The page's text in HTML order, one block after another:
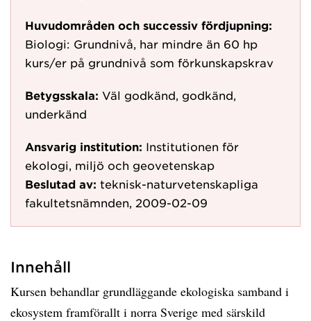
Huvudområden och successiv fördjupning:
Biologi: Grundnivå, har mindre än 60 hp
kurs/er på grundnivå som förkunskapskrav
Betygsskala: Väl godkänd, godkänd,
underkänd
Ansvarig institution: Institutionen för
ekologi, miljö och geovetenskap
Beslutad av: teknisk-naturvetenskapliga
fakultetsnämnden, 2009-02-09
Innehåll
Kursen behandlar grundläggande ekologiska samband i
ekosystem framförallt i norra Sverige med särskild